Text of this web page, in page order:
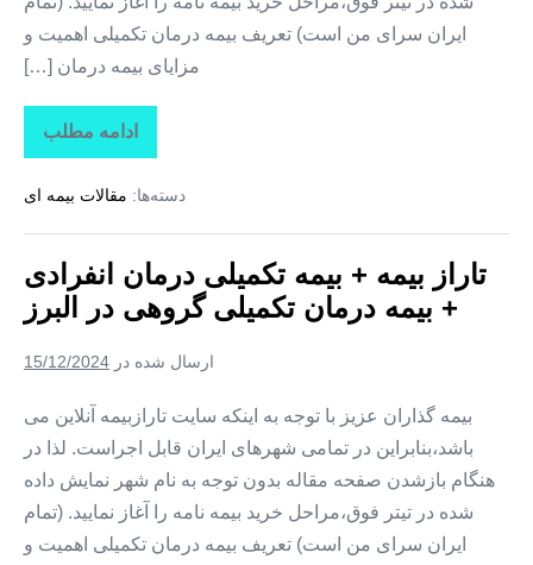
ایران سرای من است) تعریف بیمه درمان تکمیلی اهمیت و
مزایای بیمه درمان […]
ادامه مطلب
تاراز
بیمه
بیمه
درمان
+
بیمه
درمان
تکمیلی
در
دسته‌ها: مقالات بیمه ای
تاراز بیمه + بیمه تکمیلی درمان انفرادی
+ بیمه درمان تکمیلی گروهی در البرز
ارسال شده در 15/12/2024
بیمه گذاران عزیز با توجه به اینکه سایت تارازبیمه آنلاین می
باشد،بنابراین در تمامی شهرهای ایران قابل اجراست. لذا در
هنگام بازشدن صفحه مقاله بدون توجه به نام شهر نمایش داده
شده در تیتر فوق،مراحل خرید بیمه نامه را آغاز نمایید. (تمام
ایران سرای من است) تعریف بیمه درمان تکمیلی اهمیت و